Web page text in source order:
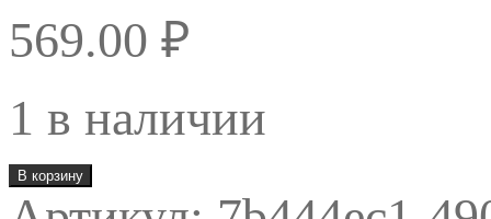
569.00 ₽
1 в наличии
Количество
товара
Monami,
В корзину